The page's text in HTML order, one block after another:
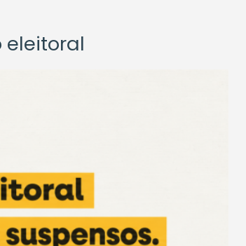
eleitoral